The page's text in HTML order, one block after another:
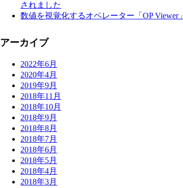
されました
数値を視覚化するオペレーター「OP Viewer」
アーカイブ
2022年6月
2020年4月
2019年9月
2018年11月
2018年10月
2018年9月
2018年8月
2018年7月
2018年6月
2018年5月
2018年4月
2018年3月